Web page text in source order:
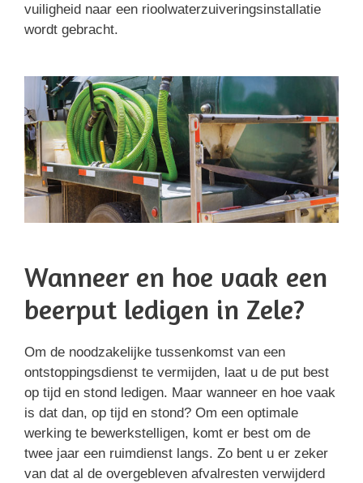
vuiligheid naar een rioolwaterzuiveringsinstallatie
wordt gebracht.
Wanneer en hoe vaak een
beerput ledigen in Zele?
Om de noodzakelijke tussenkomst van een
ontstoppingsdienst te vermijden, laat u de put best
op tijd en stond ledigen. Maar wanneer en hoe vaak
is dat dan, op tijd en stond? Om een optimale
werking te bewerkstelligen, komt er best om de
twee jaar een ruimdienst langs. Zo bent u er zeker
van dat al de overgebleven afvalresten verwijderd